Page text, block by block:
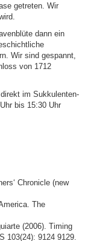
getreten. Wir
dann ein
Wir sind gespannt,
von 1712
im Sukkulenten-
bis 15:30 Uhr
Chronicle (new
The
(2006). Timing
103(24): 9124 9129.